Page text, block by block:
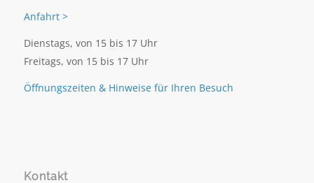
Anfahrt >
Dienstags, von 15 bis 17 Uhr
Freitags, von 15 bis 17 Uhr
Öffnungszeiten & Hinweise für Ihren Besuch
Kontakt